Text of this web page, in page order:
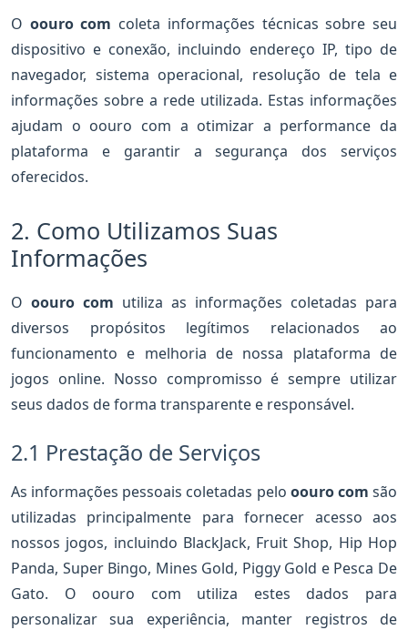
O oouro com coleta informações técnicas sobre seu
dispositivo e conexão, incluindo endereço IP, tipo de
navegador, sistema operacional, resolução de tela e
informações sobre a rede utilizada. Estas informações
ajudam o oouro com a otimizar a performance da
plataforma e garantir a segurança dos serviços
oferecidos.
2. Como Utilizamos Suas
Informações
O oouro com utiliza as informações coletadas para
diversos propósitos legítimos relacionados ao
funcionamento e melhoria de nossa plataforma de
jogos online. Nosso compromisso é sempre utilizar
seus dados de forma transparente e responsável.
2.1 Prestação de Serviços
As informações pessoais coletadas pelo oouro com são
utilizadas principalmente para fornecer acesso aos
nossos jogos, incluindo BlackJack, Fruit Shop, Hip Hop
Panda, Super Bingo, Mines Gold, Piggy Gold e Pesca De
Gato. O oouro com utiliza estes dados para
personalizar sua experiência, manter registros de